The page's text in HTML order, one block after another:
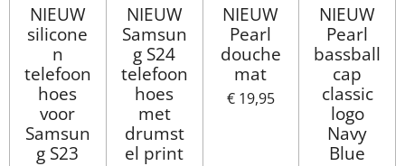
NIEUW
silicone
n
telefoon
hoes
voor
Samsun
g S23
NIEUW
Samsun
g S24
telefoon
hoes
met
drumst
el print
NIEUW
Pearl
douche
mat
€ 19,95
NIEUW
Pearl
bassball
cap
classic
logo
Navy
Blue